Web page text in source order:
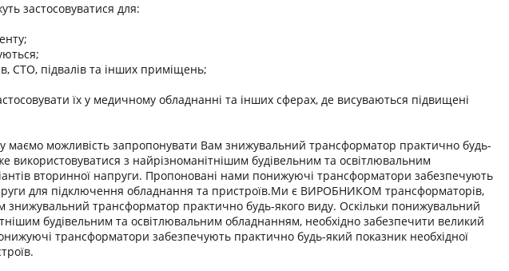
застосовуватися для:
СТО, підвалів та інших приміщень;
їх у медичному обладнанні та інших сферах, де висуваються підвищені
можливість запропонувати Вам знижувальний трансформатор практично будь-
з найрізноманітнішим будівельним та освітлювальним
вторинної напруги. Пропоновані нами понижуючі трансформатори забезпечують
для підключення обладнання та пристроїв.Ми є ВИРОБНИКОМ трансформаторів,
трансформатор практично будь-якого виду. Оскільки понижувальний
будівельним та освітлювальним обладнанням, необхідно забезпечити великий
трансформатори забезпечують практично будь-який показник необхідної